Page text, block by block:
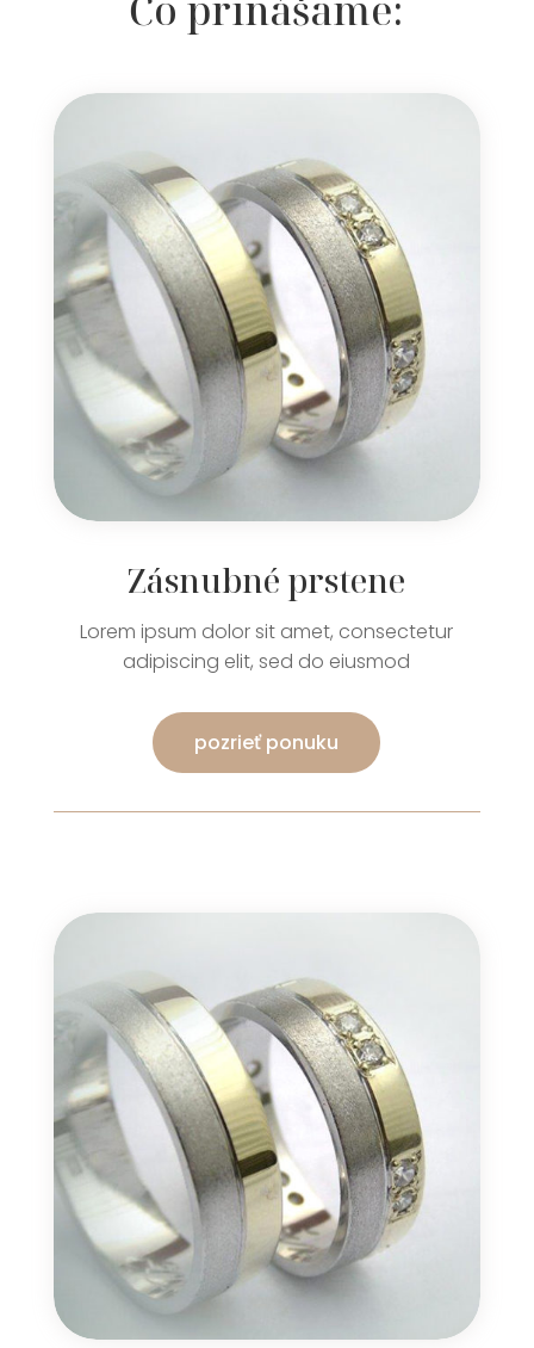
Zásnubné prstene
Lorem ipsum dolor sit amet, consectetur
adipiscing elit, sed do eiusmod
pozrieť ponuku